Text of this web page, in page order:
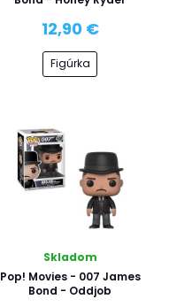
12,90 €
Figúrka
Skladom
Pop! Movies - 007 James
Bond - Oddjob